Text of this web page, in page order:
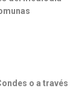
o a través